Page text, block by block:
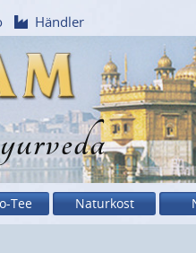
Händler
Tee Naturkost